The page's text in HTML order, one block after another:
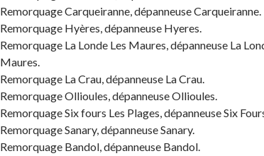
Remorquage Carqueiranne, dépanneuse Carqueiranne.
Remorquage Hyères, dépanneuse Hyeres.
Remorquage La Londe Les Maures, dépanneuse La
Maures.
Remorquage La Crau, dépanneuse La Crau.
Remorquage Ollioules, dépanneuse Ollioules.
Remorquage Six fours Les Plages, dépanneuse Six
Remorquage Sanary, dépanneuse Sanary.
Remorquage Bandol, dépanneuse Bandol.